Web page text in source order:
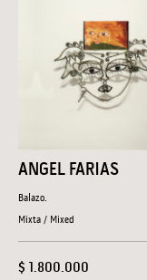
ANGEL FARIAS
Balazo.
Mixta / Mixed
$ 1.800.000